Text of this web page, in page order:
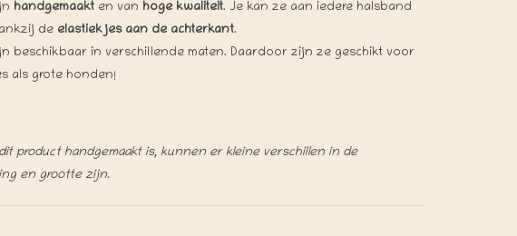
handgemaakt en van hoge kwaliteit. Je kan ze aan iedere halsband
de elastiekjes aan de achterkant.
beschikbaar in verschillende maten. Daardoor zijn ze geschikt voor
als grote honden!
product handgemaakt is, kunnen er kleine verschillen in de
en grootte zijn.